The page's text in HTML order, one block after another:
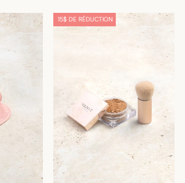
15$ DE RÉDUCTION